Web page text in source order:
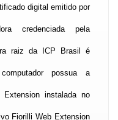
digital emitido por
credenciada pela
raiz da ICP Brasil é
possua a
Extension instalada no
Fiorilli Web Extension